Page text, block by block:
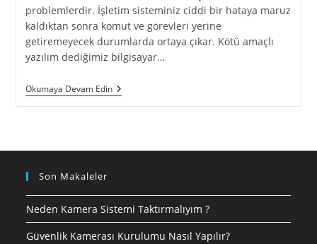
problemlerdir. İşletim sisteminiz ciddi bir hataya maruz
kaldıktan sonra komut ve görevleri yerine
getiremeyecek durumlarda ortaya çıkar. Kötü amaçlı
yazılım dediğimiz bilgisayar…
Okumaya Devam EdinNOTEBOOK
MAVİ
Son Makaleler
Neden Kamera Sistemi Taktırmalıyım ?
Güvenlik Kamerası Kurulumu Nasıl Yapılır?